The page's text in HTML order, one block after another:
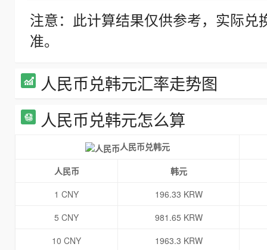
注意：此计算结果仅供参考，实际
准。
人民币兑韩元汇率走势图
人民币兑韩元怎么算
人民币兑韩元
人民币
韩元
1 CNY
196.33 KRW
5 CNY
981.65 KRW
10 CNY
1963.3 KRW